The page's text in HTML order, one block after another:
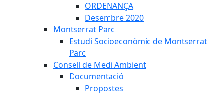
ORDENANÇA
Desembre 2020
Montserrat Parc
Estudi Socioeconòmic de Montserrat
Parc
Consell de Medi Ambient
Documentació
Propostes